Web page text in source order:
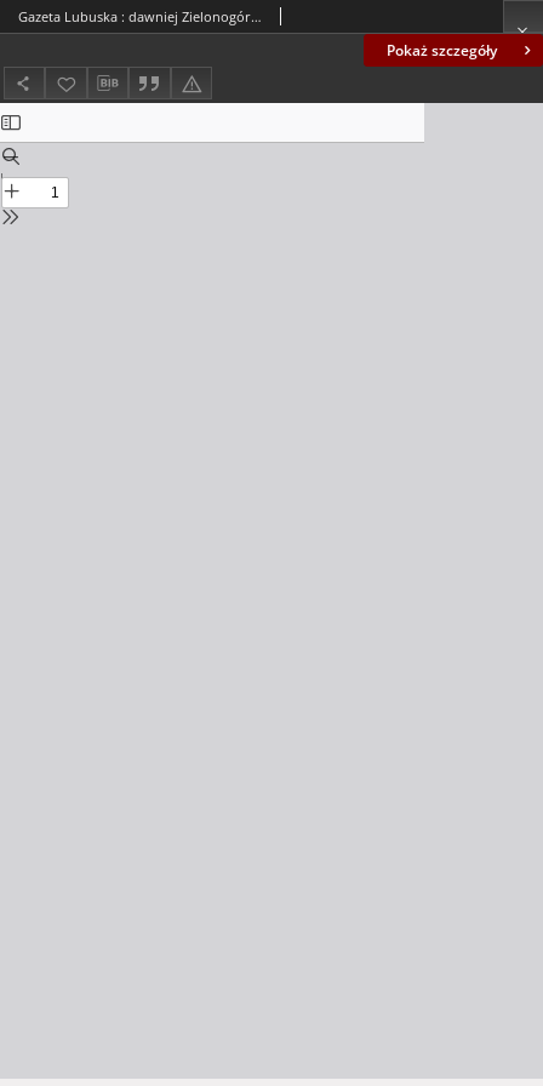
Pokaż szczegóły
Gazeta Lubuska : dawniej Zielonogórska-Gorzowska R. XLII [właśc. XLIII], nr 49 (28 lutego 1994). - Wyd. 1